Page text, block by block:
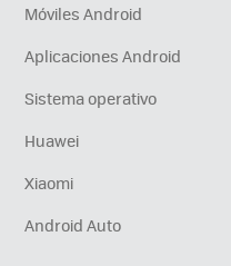
Móviles Android
Aplicaciones Android
Sistema operativo
Huawei
Xiaomi
Android Auto